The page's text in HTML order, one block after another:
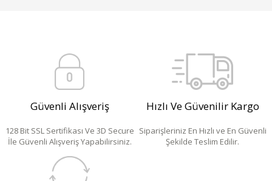
Güvenli Alışveriş
128 Bit SSL Sertifikası Ve 3D Secure
İle Güvenli Alışveriş Yapabilirsiniz.
Hızlı Ve Güvenilir Kargo
Siparişleriniz En Hızlı ve En Güvenli
Şekilde Teslim Edilir.